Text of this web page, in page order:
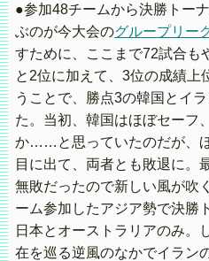
●参加48チームから決勝トー
ぶのが今大会のグループリー
すために、ここまで72試合も
と2位に加えて、3位の成績上
うことで、勝点3の韓国とイ
た。当初、韓国はほぼセーフ
か……と思っていたのだが、
目に出て、両者とも敗退に。
無敗だったので新しい風が吹
ーム参加したアジア勢で決勝
日本とオーストラリアのみ。
在を巡る逆風のなかでイラン